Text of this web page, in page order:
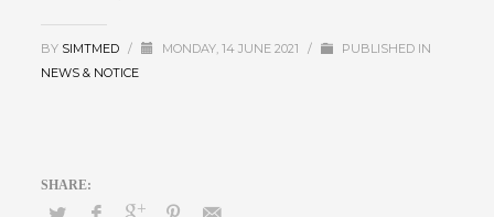
BY SIMTMED / MONDAY, 14 JUNE 2021 /
PUBLISHED IN
NEWS & NOTICE